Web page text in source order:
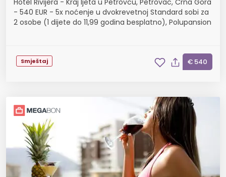
Hotel Rivijera - Kraj ljeta u Petrovcu, Petrovac, Crna Gora
- 540 EUR - 5x noćenje u dvokrevetnoj Standard sobi za
2 osobe (1 dijete do 11,99 godina besplatno), Polupansion
Smještaj € 540